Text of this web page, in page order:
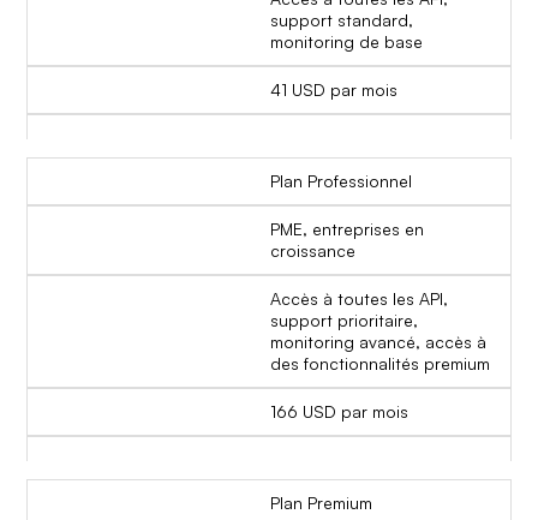
support standard,
monitoring de base
41 USD par mois
Plan Professionnel
PME, entreprises en
croissance
Accès à toutes les API,
support prioritaire,
monitoring avancé, accès à
des fonctionnalités premium
166 USD par mois
Plan Premium